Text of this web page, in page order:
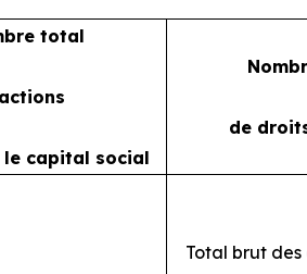
total
le capital social
de
Total brut